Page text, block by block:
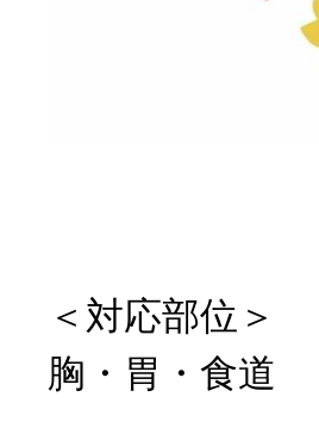
＜対応部位＞
胸・胃・食道